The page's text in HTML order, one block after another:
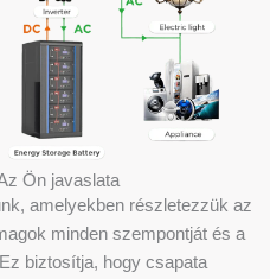
Ön javaslata
amelyekben részletezzük az
minden szempontját és a
biztosítja, hogy csapata